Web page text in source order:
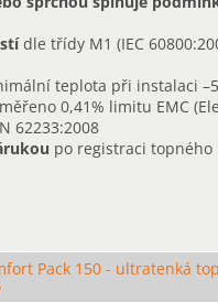
dle třídy M1 (IEC
teplota při instalaci
0,41% limitu EMC
62233:2008
po registraci
Pack 150 - ultratenká